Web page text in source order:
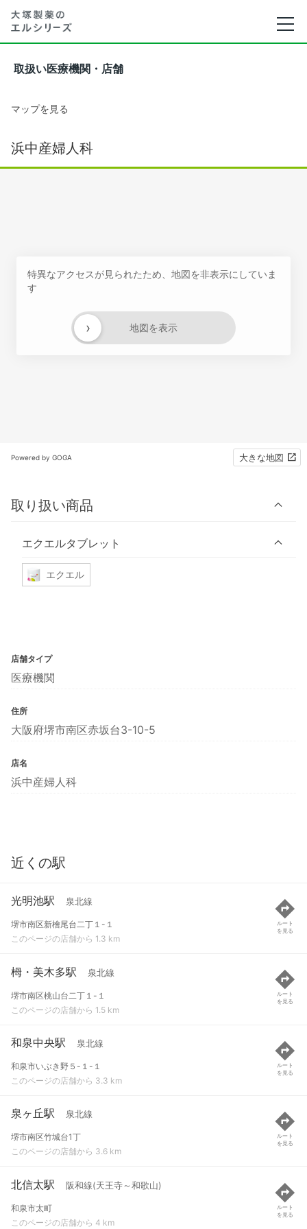
取扱い医療機関・店舗
マップを見る
浜中産婦人科
特異なアクセスが見られたため、地図を非表示にしていま
す
地図を表示
›
Powered by GOGA 大きな地図
取り扱い商品
エクエルタブレット
エクエル
店舗タイプ
医療機関
住所
大阪府堺市南区赤坂台3-10-5
店名
浜中産婦人科
近くの駅
光明池駅 泉北線
堺市南区新檜尾台二丁１-１
このページの店舗から 1.3 km
ルート
を見る
栂・美木多駅 泉北線
堺市南区桃山台二丁１-１
このページの店舗から 1.5 km
ルート
を見る
和泉中央駅 泉北線
和泉市いぶき野５-１-１
このページの店舗から 3.3 km
ルート
を見る
泉ヶ丘駅 泉北線
堺市南区竹城台1丁
このページの店舗から 3.6 km
ルート
を見る
北信太駅 阪和線(天王寺～和歌山)
和泉市太町
このページの店舗から 4 km
ルート
を見る